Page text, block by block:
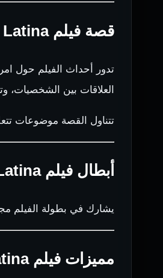
قصة فيلم Latina
تدور أحداث الفيلم حول
العلاقات بين الشخصيات،
تتناول القصة موضوعات
أبطال فيلم Latina
يشارك في بطولة الفيلم
مميزات فيلم Latina